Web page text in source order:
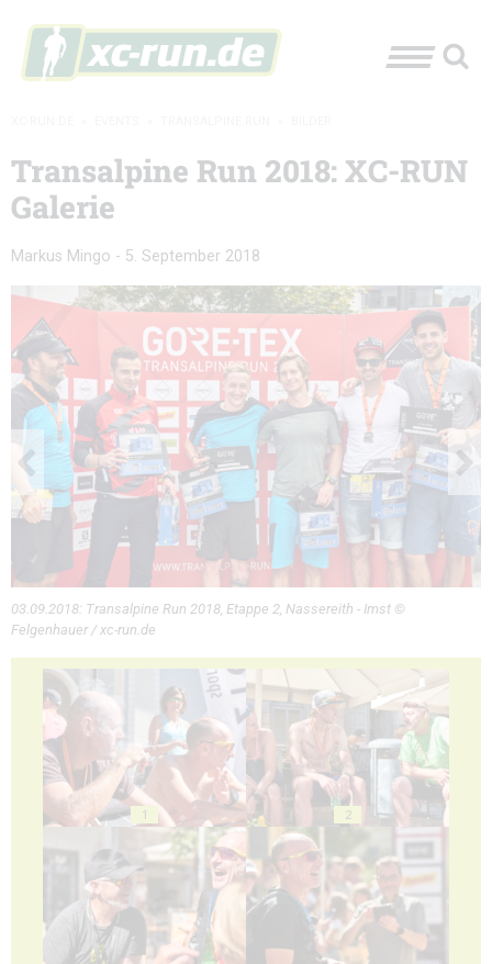
Transalpine Run 2018: XC-RUN
Galerie
Markus Mingo - 5. September 2018
03.09.2018: Transalpine Run 2018, Etappe 2, Nassereith - Imst ©
Felgenhauer / xc-run.de
1 2